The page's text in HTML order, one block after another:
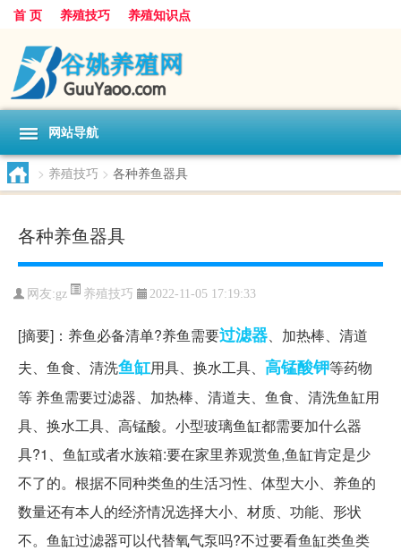
首 页 养殖技巧 养殖知识点
网站导航
> 养殖技巧 > 各种养鱼器具
各种养鱼器具
网友:gz 养殖技巧 2022-11-05 17:19:33
[摘要]：养鱼必备清单?养鱼需要过滤器 、加热棒、清道
夫、鱼食、清洗鱼缸用具、换水工具、 高锰酸钾等药物
等 养鱼需要过滤器、加热棒、清道夫、鱼食、清洗鱼缸用
具、换水工具、高锰酸。小型玻璃鱼缸都需要加什么器
具?1、鱼缸或者水族箱:要在家里养观赏鱼,鱼缸肯定是少
不了的。根据不同种类鱼的生活习性、体型大小、养鱼的
数量还有本人的经济情况选择大小、材质、功能、形状
不。鱼缸过滤器可以代替氧气泵吗?不过要看鱼缸类鱼类